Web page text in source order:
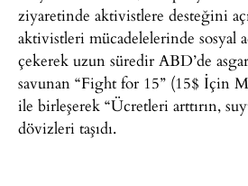
ziyaretinde aktivistlere desteğini
aktivistleri mücadelelerinde sosyal
çekerek uzun süredir ABD’de
savunan “Fight for 15” (15$ İçin
ile birleşerek “Ücretleri arttırın,
dövizleri taşıdı.